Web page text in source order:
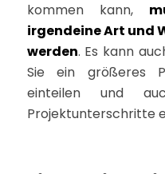
kommen kann,
irgendeine Art und
werden. Es kann
Sie ein größeres
einteilen und
Projektunterschritte